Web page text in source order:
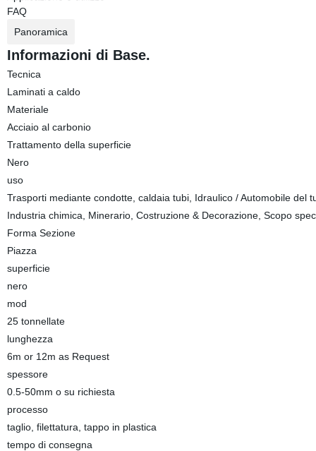
FAQ
Panoramica
Informazioni di Base.
Tecnica
Laminati a caldo
Materiale
Acciaio al carbonio
Trattamento della superficie
Nero
uso
Trasporti mediante condotte, caldaia tubi, Idraulico / Automobile del
Industria chimica, Minerario, Costruzione & Decorazione, Scopo
Forma Sezione
Piazza
superficie
nero
mod
25 tonnellate
lunghezza
6m or 12m as Request
spessore
0.5-50mm o su richiesta
processo
taglio, filettatura, tappo in plastica
tempo di consegna